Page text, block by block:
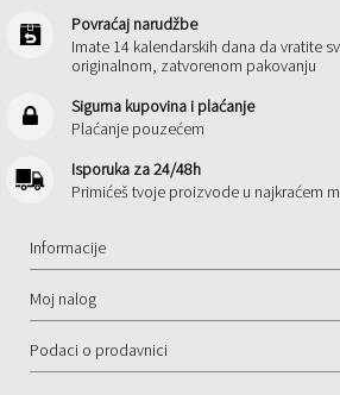
Povraćaj narudžbe
Imate 14 kalendarskih dana da vratite
originalnom, zatvorenom pakovanju
Sigurna kupovina i plaćanje
Plaćanje pouzećem
Isporuka za 24/48h
Primićeš tvoje proizvode u najkraćem
Informacije
Moj nalog
Podaci o prodavnici